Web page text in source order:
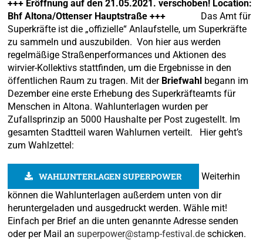
+++ Eröffnung auf den 21.05.2021. verschoben! Location:
Bhf Altona/Ottenser Hauptstraße +++
Das Amt für
Superkräfte ist die „offizielle“ Anlaufstelle, um Superkräfte
zu sammeln und auszubilden. Von hier aus werden
regelmäßige Straßenperformances und Aktionen des
wirvier-Kollektivs stattfinden, um die Ergebnisse in den
öffentlichen Raum zu tragen. Mit der Briefwahl begann im
Dezember eine erste Erhebung des Superkräfteamts für
Menschen in Altona. Wahlunterlagen wurden per
Zufallsprinzip an 5000 Haushalte per Post zugestellt. Im
gesamten Stadtteil waren Wahlurnen verteilt. Hier geht’s
zum Wahlzettel:
WAHLUNTERLAGEN SUPERPOWER
Weiterhin
können die Wahlunterlagen außerdem unten von dir
heruntergeladen und ausgedruckt werden. Wähle mit!
Einfach per Brief an die unten genannte Adresse senden
oder per Mail ansuperpower@stamp-festival.de schicken.